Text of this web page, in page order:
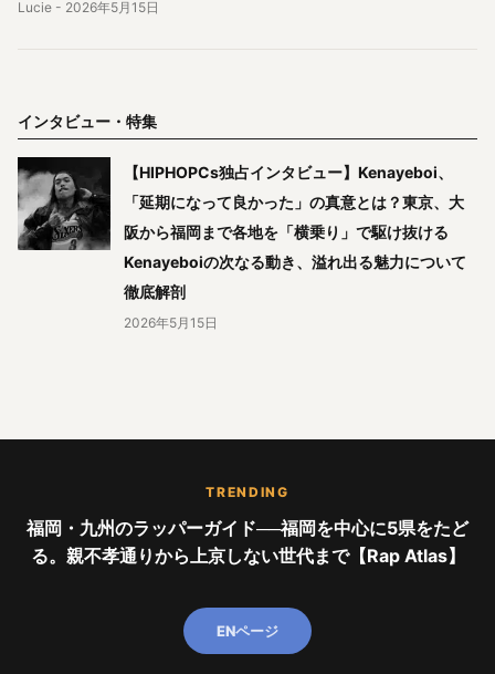
Lucie - 2026年5月15日
インタビュー・特集
【HIPHOPCs独占インタビュー】Kenayeboi、
「延期になって良かった」の真意とは？東京、大
阪から福岡まで各地を「横乗り」で駆け抜ける
Kenayeboiの次なる動き、溢れ出る魅力について
徹底解剖
2026年5月15日
TRENDING
福岡・九州のラッパーガイド──福岡を中心に5県をたど
る。親不孝通りから上京しない世代まで【Rap Atlas】
ENページ